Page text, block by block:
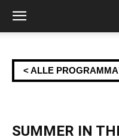
< ALLE
SUMMER IN